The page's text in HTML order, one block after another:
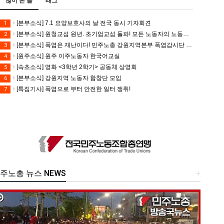
1 [본부소식] 7.1 요양보호사의 날 전국 동시 기자회견
2 [본부소식] 원청교섭 원년. 초기업교섭 돌파! 모든 노동자의 노동기본권 쟁취! 민주노총 7.15 총파업대회
3 [본부소식] 폭염은 재난이다! 민주노총 강원지역본부 폭염감시단 선포 기자회견
4 [원주소식] 원주 이주노동자 한국어교실
5 [속초소식] 영화 <3학년 2학기> 공동체 상영회
6 [본부소식] 강원지역 노동자 합창단 모임
7 [특집기사] 폭염으로 부터 안전한 일터 쟁취!
+
노총 뉴스 NEWS